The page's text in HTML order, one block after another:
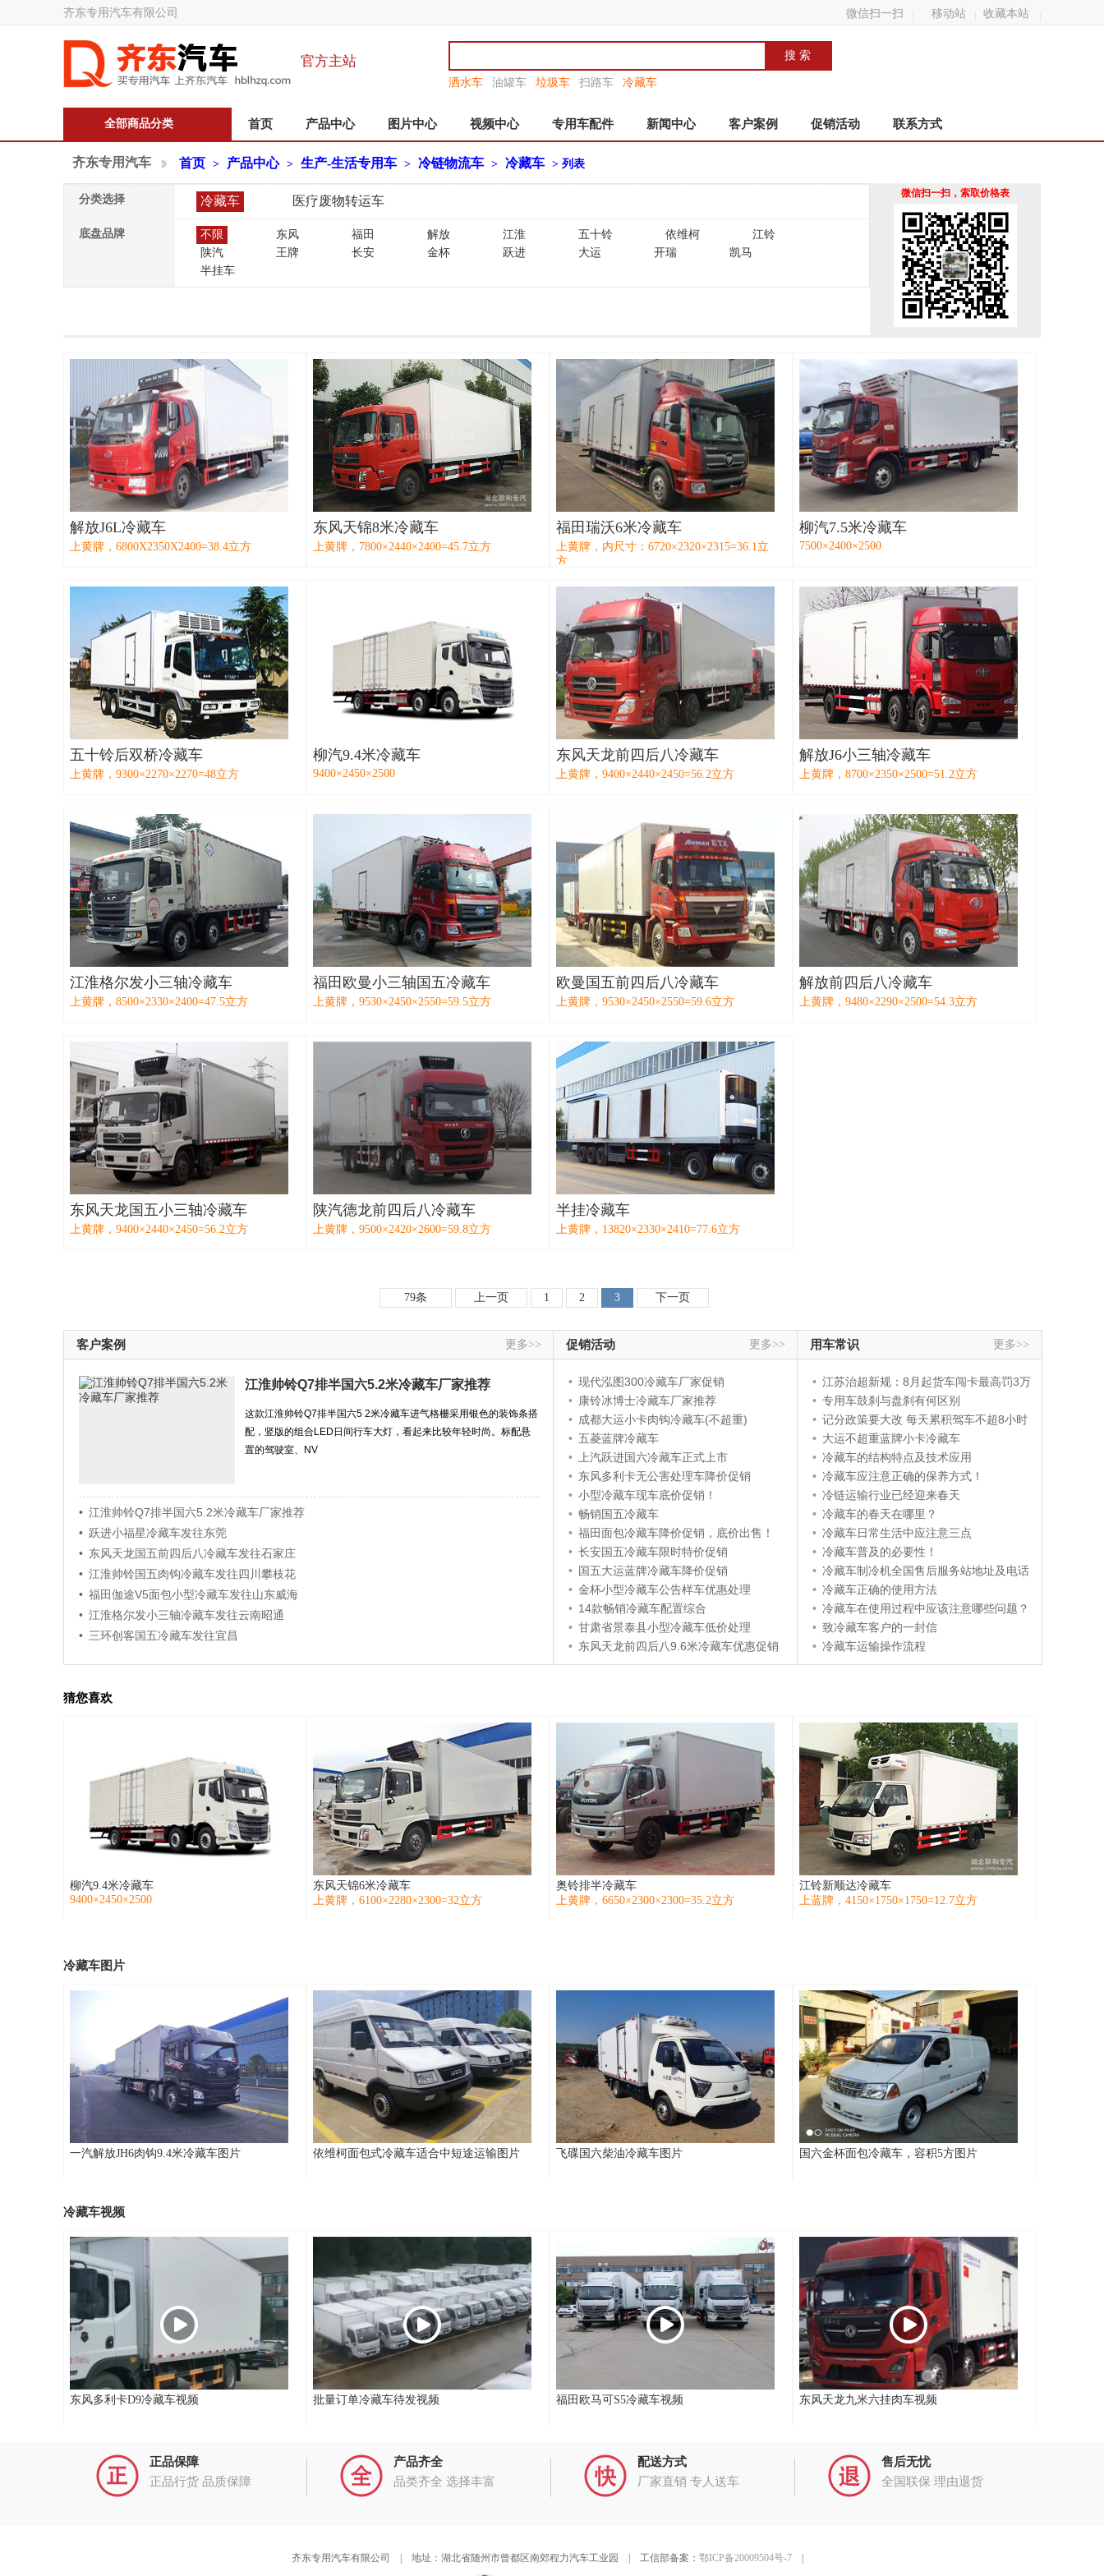
齐东专用汽车有限公司 微信扫一扫 移动站 收藏本站
官方主站
洒水车 油罐车 垃圾车 扫路车 冷藏车
全部商品分类 首页 产品中心 图片中心 视频中心 专用车配件 新闻中心 客户案例 促销活动 联系方式
齐东专用汽车 首页 > 产品中心 > 生产-生活专用车 > 冷链物流车 > 冷藏车 > 列表
分类选择 冷藏车 医疗废物转运车
底盘品牌 不限 东风 福田 解放 江淮 五十铃 依维柯
江铃
陕汽
王牌 长安 金杯 跃进 大运 开瑞
凯马
半挂车
微信扫一扫，索取价格表
解放J6L冷藏车
上黄牌，6800X2350X2400=38.4立方
东风天锦8米冷藏车
上黄牌，7800×2440×2400=45.7立方
福田瑞沃6米冷藏车
上黄牌，内尺寸：6720×2320×2315=36.1立
方
柳汽7.5米冷藏车
7500×2400×2500
五十铃后双桥冷藏车
上黄牌，9300×2270×2270=48立方
柳汽9.4米冷藏车
9400×2450×2500
东风天龙前四后八冷藏车
上黄牌，9400×2440×2450=56.2立方
解放J6小三轴冷藏车
上黄牌，8700×2350×2500=51.2立方
江淮格尔发小三轴冷藏车
上黄牌，8500×2330×2400=47.5立方
福田欧曼小三轴国五冷藏车
上黄牌，9530×2450×2550=59.5立方
欧曼国五前四后八冷藏车
上黄牌，9530×2450×2550=59.6立方
解放前四后八冷藏车
上黄牌，9480×2290×2500=54.3立方
东风天龙国五小三轴冷藏车
上黄牌，9400×2440×2450=56.2立方
陕汽德龙前四后八冷藏车
上黄牌，9500×2420×2600=59.8立方
半挂冷藏车
上黄牌，13820×2330×2410=77.6立方
79条 上一页 1 2 3 下一页
客户案例 更多>>
江淮帅铃Q7排半国六5.2米冷藏车厂家推荐
这款江淮帅铃Q7排半国六5 2米冷藏车进气格栅采用银色的装饰条搭
配，竖版的组合LED日间行车大灯，看起来比较年轻时尚。标配悬
置的驾驶室、NV
• 江淮帅铃Q7排半国六5.2米冷藏车厂家推荐
• 跃进小福星冷藏车发往东莞
• 东风天龙国五前四后八冷藏车发往石家庄
• 江淮帅铃国五肉钩冷藏车发往四川攀枝花
• 福田伽途V5面包小型冷藏车发往山东威海
• 江淮格尔发小三轴冷藏车发往云南昭通
• 三环创客国五冷藏车发往宜昌
促销活动 更多>>
• 现代泓图300冷藏车厂家促销
• 康铃冰博士冷藏车厂家推荐
• 成都大运小卡肉钩冷藏车(不超重)
• 五菱蓝牌冷藏车
•
上汽跃进国六冷藏车正式上市
• 东风多利卡无公害处理车降价促销
• 小型冷藏车现车底价促销！
• 畅销国五冷藏车
• 福田面包冷藏车降价促销，底价出售！
• 长安国五冷藏车限时特价促销
• 国五大运蓝牌冷藏车降价促销
• 金杯小型冷藏车公告样车优惠处理
• 14款畅销冷藏车配置综合
• 甘肃省景泰县小型冷藏车低价处理
• 东风天龙前四后八9.6米冷藏车优惠促销
用车常识 更多>>
• 江苏治超新规：8月起货车闯卡最高罚3万
• 专用车鼓刹与盘刹有何区别
• 记分政策要大改 每天累积驾车不超8小时
• 大运不超重蓝牌小卡冷藏车
• 冷藏车的结构特点及技术应用
• 冷藏车应注意正确的保养方式！
• 冷链运输行业已经迎来春天
• 冷藏车的春天在哪里？
• 冷藏车日常生活中应注意三点
• 冷藏车普及的必要性！
• 冷藏车制冷机全国售后服务站地址及电话
• 冷藏车正确的使用方法
• 冷藏车在使用过程中应该注意哪些问题？
• 致冷藏车客户的一封信
• 冷藏车运输操作流程
猜您喜欢
柳汽9.4米冷藏车
9400×2450×2500
东风天锦6米冷藏车
上黄牌，6100×2280×2300=32立方
奥铃排半冷藏车
上黄牌，6650×2300×2300=35.2立方
江铃新顺达冷藏车
上蓝牌，4150×1750×1750=12.7立方
冷藏车图片
一汽解放JH6肉钩9.4米冷藏车图片 依维柯面包式冷藏车适合中短途运输图片 飞碟国六柴油冷藏车图片 国六金杯面包冷藏车，容积5方图片
冷藏车视频
东风多利卡D9冷藏车视频 批量订单冷藏车待发视频 福田欧马可S5冷藏车视频 东风天龙九米六挂肉车视频
正品保障
正品行货 品质保障
产品齐全
品类齐全 选择丰富
配送方式
厂家直销 专人送车
售后无忧
全国联保 理由退货
齐东专用汽车有限公司 | 地址：湖北省随州市曾都区南郊程力汽车工业园 | 工信部备案： 鄂ICP备20009504号-7|